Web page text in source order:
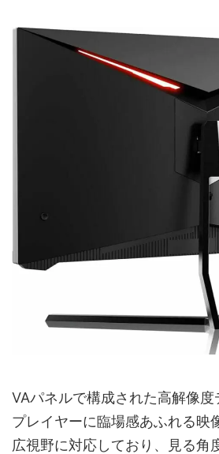
VAパネルで構成された高解像度
プレイヤーに臨場感あふれる映
広視野に対応しており、見る角